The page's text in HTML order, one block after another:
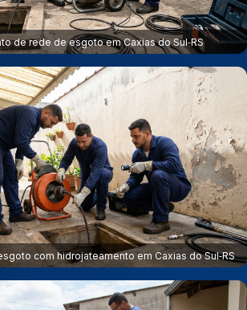
de rede de esgoto em Caxias do Sul‑RS
com hidrojateamento em Caxias do Sul‑RS